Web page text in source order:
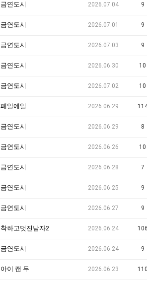
금연도시 2026.07.04 9
금연도시 2026.07.01 9
금연도시 2026.07.03 9
금연도시 2026.06.30 10
금연도시 2026.07.02 10
페일에일 2026.06.29
금연도시 2026.06.29 8
금연도시 2026.06.26 10
금연도시 2026.06.28 7
금연도시 2026.06.25 9
금연도시 2026.06.27 9
착하고멋진남자2 2026.06.24 106
금연도시 2026.06.24 9
아이 캔 두 2026.06.23 110